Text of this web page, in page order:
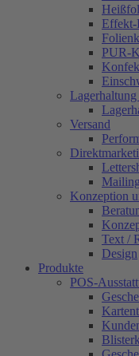
Effekt-
PUR-
Versand
Konzeption
Text /
Design
Produkte
POS-